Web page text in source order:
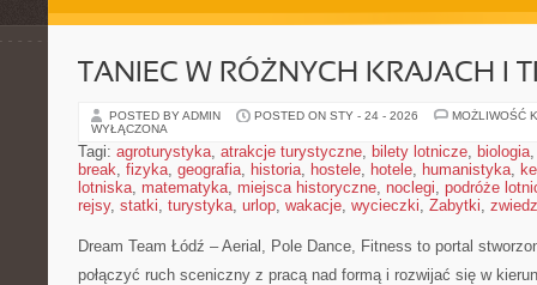
TANIEC W RÓŻNYCH KRAJACH I
POSTED BY ADMIN POSTED ON STY - 24 - 2026
MOŻLIWOŚĆ
WYŁĄCZONA
Tagi: agroturystyka, atrakcje turystyczne, bilety lotnicze, biologia
break, fizyka, geografia, historia, hostele, hotele, humanistyka,
lotniska, matematyka, miejsca historyczne, noclegi, podróże
rejsy, statki, turystyka, urlop, wakacje, wycieczki, Zabytki,
Dream Team Łódź – Aerial, Pole Dance, Fitness to portal
połączyć ruch sceniczny z pracą nad formą i rozwijać się w